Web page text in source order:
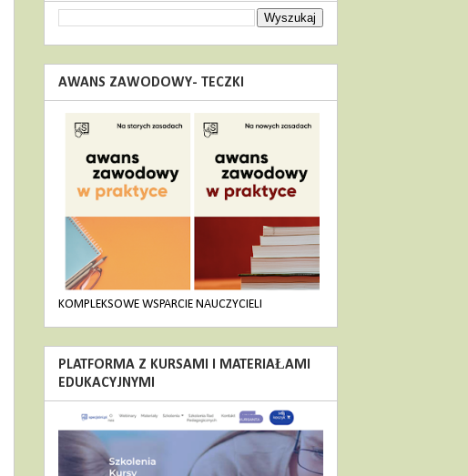
AWANS ZAWODOWY- TECZKI
KOMPLEKSOWE WSPARCIE NAUCZYCIELI
PLATFORMA Z KURSAMI I MATERIAŁAMI
EDUKACYJNYMI